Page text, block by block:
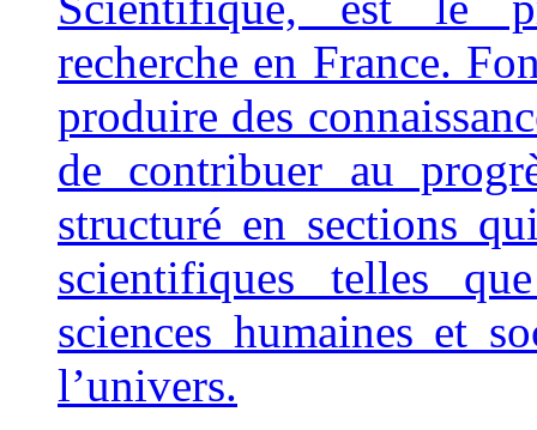
recherche en France.
produire des
de contribuer au
structuré en sections
scientifiques telles
sciences humaines et
l’univers.